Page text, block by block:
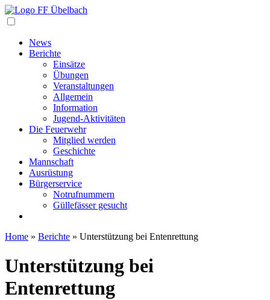
News
Berichte
Einsätze
Übungen
Veranstaltungen
Allgemein
Information
Jugend-Aktivitäten
Die Feuerwehr
Mitglied werden
Geschichte
Mannschaft
Ausrüstung
Bürgerservice
Notrufnummern
Güllefässer gesucht
Home » Berichte » Unterstützung bei Entenrettung
Unterstützung bei
Entenrettung